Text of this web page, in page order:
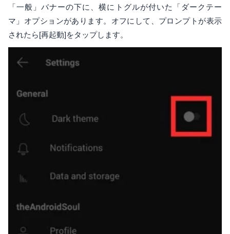
「一般」バナーの下に、横にトグルが付いた「ダークテー
マ」オプションがあります。オフにして、プロンプトが表示
されたら[再起動]をタップします。